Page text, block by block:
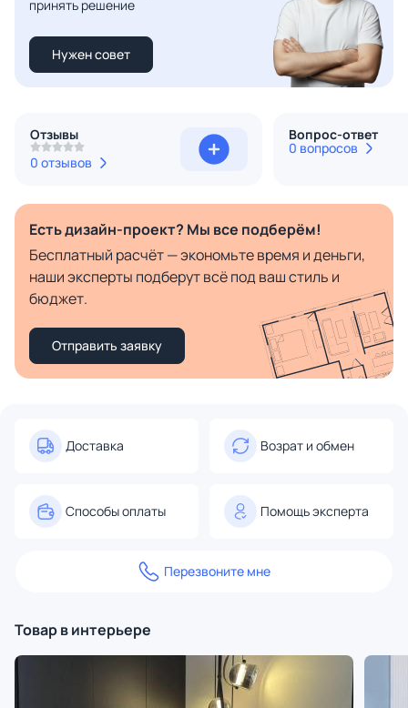
принять решение
Нужен совет
Отзывы
0 отзывов
Вопрос-ответ
0 вопросов
Есть дизайн-проект? Мы все подберём!
Бесплатный расчёт — экономьте время и деньги,
наши эксперты подберут всё под ваш стиль и
бюджет.
Отправить заявку
Доставка Возрат и обмен
Способы оплаты Помощь эксперта
Перезвоните мне
Товар в интерьере